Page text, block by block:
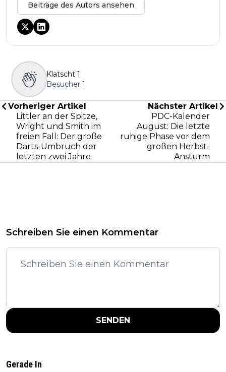
Beiträge des Autors ansehen
Klatscht 1
Besucher 1
Vorheriger Artikel
Littler an der Spitze,
Wright und Smith im
freien Fall: Der große
Darts-Umbruch der
letzten zwei Jahre
Nächster Artikel
PDC-Kalender
August: Die letzte
ruhige Phase vor dem
großen Herbst-
Ansturm
Schreiben Sie einen Kommentar
SENDEN
Gerade In